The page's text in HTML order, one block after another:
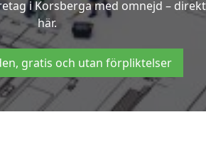
i Korsberga med omnejd – direkt
här.
gratis och utan förpliktelser